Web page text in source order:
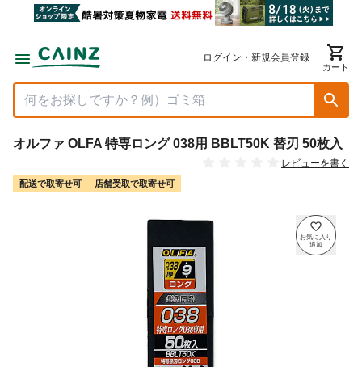
ログイン・新規会員登録
カート
オルファ OLFA 特専ロング 038用 BBLT50K 替刃 50枚入
レビューを書く
配送で取寄せ可 店舗受取で取寄せ可